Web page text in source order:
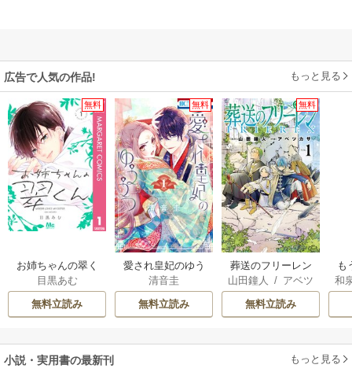
広告で人気の作品! もっと見る
無料
お姉ちゃんの翠く
ん
目黒あむ
無料立読み
無料
愛され皇妃のゆう
うつ
清音圭
無料立読み
無料
葬送のフリーレン
山田鐘人 / アベツ
カサ
無料立読み
も
離
和
小説・実用書の最新刊 もっと見る